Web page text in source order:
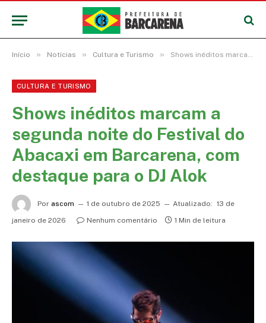
Início » Notícias » Cultura e Turismo » Shows inéditos marcam a segunda noite do Festival do Abacaxi em Barcarena, com destaque para o DJ Alok
CULTURA E TURISMO
Shows inéditos marcam a
segunda noite do Festival do
Abacaxi em Barcarena, com
destaque para o DJ Alok
Por ascom 1 de outubro de 2025 Atualizado: 13 de
janeiro de 2026
Nenhum comentário 1 Min de leitura